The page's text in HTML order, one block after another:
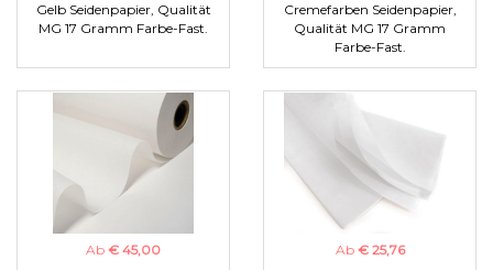
Gelb Seidenpapier, Qualität
MG 17 Gramm Farbe-Fast.
Cremefarben Seidenpapier,
Qualität MG 17 Gramm
Farbe-Fast.
Ab € 45,00
Ab € 25,76